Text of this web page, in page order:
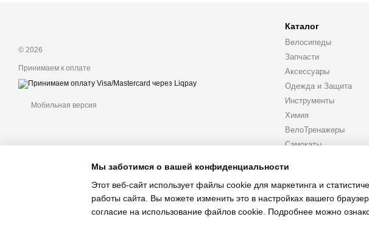
© 2026
Принимаем к оплате
Мобильная версия
Каталог
Велосипеды
Запчасти
Аксессуары
Одежда и Защита
Инструменты
Химия
ВелоТренажеры
Самокаты
Мы заботимся о вашей конфиденциальности
Этот веб-сайт использует файлы cookie для маркетинга и
работы сайта. Вы можете изменить это в настройках вашего
согласие на использование файлов cookie. Подробнее можно